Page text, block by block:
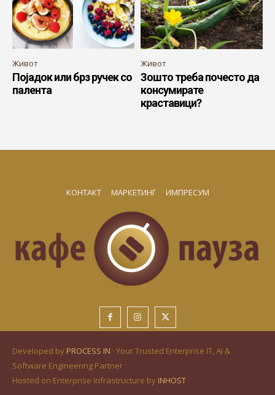
Живот
Појадок или брз ручек со
палента
Живот
Зошто треба почесто да
консумирате
краставици?
КОНТАКТ МАРКЕТИНГ ИМПРЕСУМ
Developed by PROCESS IN · Your Trusted Enterprise IT, AI &
Software Engineering Partner ·
Hosted on Enterprise Infrastructure by INHOST